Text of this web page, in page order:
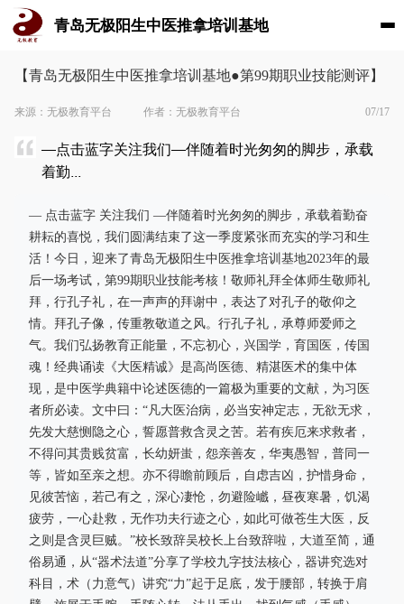
青岛无极阳生中医推拿培训基地
【青岛无极阳生中医推拿培训基地●第99期职业技能测评】
来源：无极教育平台 作者：无极教育平台 07/17
—点击蓝字关注我们—伴随着时光匆匆的脚步，承载
着勤...
— 点击蓝字 关注我们 —伴随着时光匆匆的脚步，承载着勤奋
耕耘的喜悦，我们圆满结束了这一季度紧张而充实的学习和生
活！今日，迎来了青岛无极阳生中医推拿培训基地2023年的最
后一场考试，第99期职业技能考核！敬师礼拜全体师生敬师礼
拜，行孔子礼，在一声声的拜谢中，表达了对孔子的敬仰之
情。拜孔子像，传重教敬道之风。行孔子礼，承尊师爱师之
气。我们弘扬教育正能量，不忘初心，兴国学，育国医，传国
魂！经典诵读《大医精诚》是高尚医德、精湛医术的集中体
现，是中医学典籍中论述医德的一篇极为重要的文献，为习医
者所必读。文中曰：“凡大医治病，必当安神定志，无欲无求，
先发大慈恻隐之心，誓愿普救含灵之苦。若有疾厄来求救者，
不得问其贵贱贫富，长幼妍蚩，怨亲善友，华夷愚智，普同一
等，皆如至亲之想。亦不得瞻前顾后，自虑吉凶，护惜身命，
见彼苦恼，若己有之，深心凄怆，勿避险巇，昼夜寒暑，饥渴
疲劳，一心赴救，无作功夫行迹之心，如此可做苍生大医，反
之则是含灵巨贼。”校长致辞吴校长上台致辞啦，大道至简，通
俗易通，从“器术法道”分享了学校九字技法核心，器讲究选对
科目，术（力意气）讲究“力”起于足底，发于腰部，转换于肩